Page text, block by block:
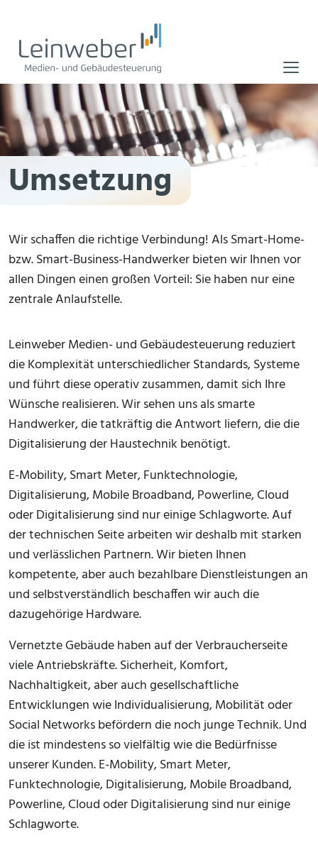
Umsetzung
Wir schaffen die richtige Verbindung! Als Smart-Home-
bzw. Smart-Business-Handwerker bieten wir Ihnen vor
allen Dingen einen großen Vorteil: Sie haben nur eine
zentrale Anlaufstelle.
Leinweber Medien- und Gebäudesteuerung reduziert
die Komplexität unterschiedlicher Standards, Systeme
und führt diese operativ zusammen, damit sich Ihre
Wünsche realisieren. Wir sehen uns als smarte
Handwerker, die tatkräftig die Antwort liefern, die die
Digitalisierung der Haustechnik benötigt.
E-Mobility, Smart Meter, Funktechnologie,
Digitalisierung, Mobile Broadband, Powerline, Cloud
oder Digitalisierung sind nur einige Schlagworte. Auf
der technischen Seite arbeiten wir deshalb mit starken
und verlässlichen Partnern. Wir bieten Ihnen
kompetente, aber auch bezahlbare Dienstleistungen an
und selbstverständlich beschaffen wir auch die
dazugehörige Hardware.
Vernetzte Gebäude haben auf der Verbraucherseite
viele Antriebskräfte. Sicherheit, Komfort,
Nachhaltigkeit, aber auch gesellschaftliche
Entwicklungen wie Individualisierung, Mobilität oder
Social Networks befördern die noch junge Technik. Und
die ist mindestens so vielfältig wie die Bedürfnisse
unserer Kunden. E-Mobility, Smart Meter,
Funktechnologie, Digitalisierung, Mobile Broadband,
Powerline, Cloud oder Digitalisierung sind nur einige
Schlagworte.